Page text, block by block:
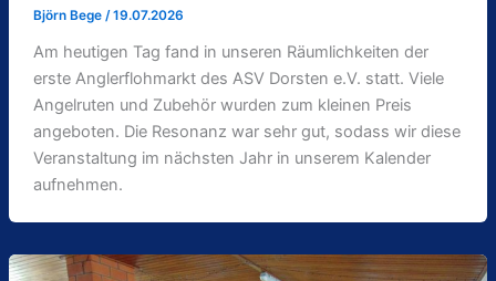
Björn Bege /19.07.2026
Am heutigen Tag fand in unseren Räumlichkeiten der
erste Anglerflohmarkt des ASV Dorsten e.V. statt. Viele
Angelruten und Zubehör wurden zum kleinen Preis
angeboten. Die Resonanz war sehr gut, sodass wir diese
Veranstaltung im nächsten Jahr in unserem Kalender
aufnehmen.